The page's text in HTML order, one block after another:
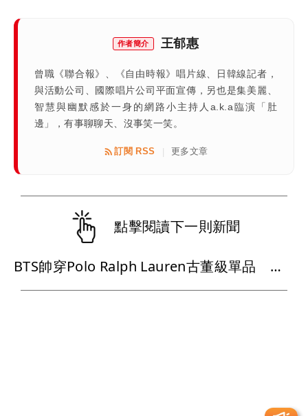
作者簡介 王郁惠
曾職《聯合報》、《自由時報》唱片線、日韓線記者，
與活動公司、國際唱片公司平面宣傳，另也是集美麗、
智慧與幽默感於一身的網路小主持人a.k.a臨演「肚
邊」，有事聊聊天、沒事笑一笑。
訂閱 RSS | 更多文章
點擊閱讀下一則新聞
BTS帥穿Polo Ralph Lauren古董級單品 舞台上變身美式街頭Boy